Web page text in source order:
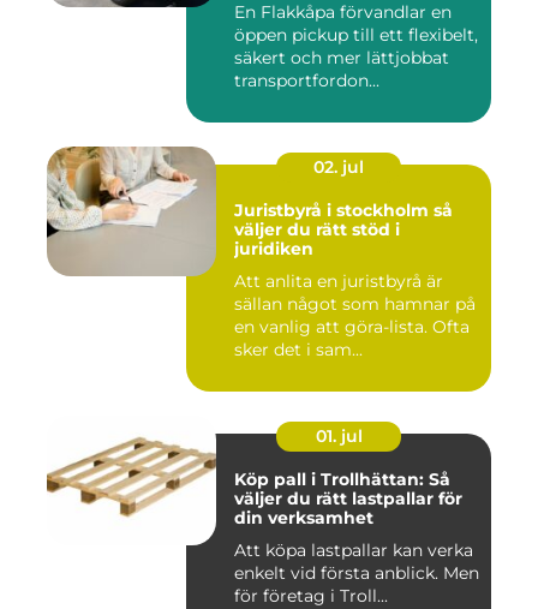
En Flakkåpa förvandlar en
öppen pickup till ett flexibelt,
säkert och mer lättjobbat
transportfordon...
02. jul
Juristbyrå i stockholm så
väljer du rätt stöd i
juridiken
Att anlita en juristbyrå är
sällan något som hamnar på
en vanlig att göra-lista. Ofta
sker det i sam...
01. jul
Köp pall i Trollhättan: Så
väljer du rätt lastpallar för
din verksamhet
Att köpa lastpallar kan verka
enkelt vid första anblick. Men
för företag i Troll...